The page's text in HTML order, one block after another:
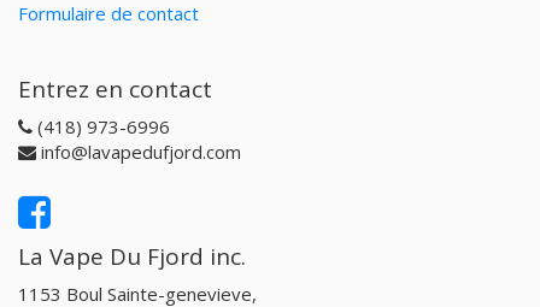
Formulaire de contact
Entrez en contact
(418) 973-6996
info@lavapedufjord.com
La Vape Du Fjord inc.
1153 Boul Sainte-genevieve,